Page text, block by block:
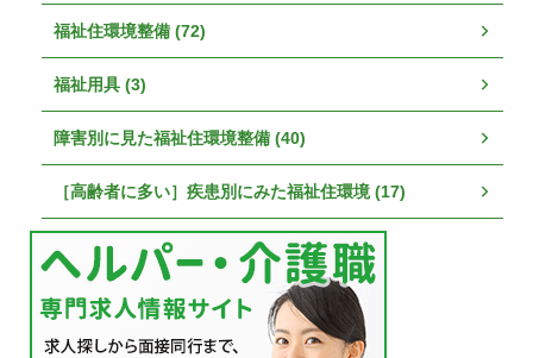
福祉住環境整備 (72)
福祉用具 (3)
障害別に見た福祉住環境整備 (40)
［高齢者に多い］疾患別にみた福祉住環境 (17)